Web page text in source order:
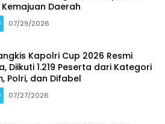
Daerah
07/29/2026
Kapolri Cup 2026 Resmi
Diikuti 1.219 Peserta dari Kategori
Polri, dan Difabel
07/27/2026